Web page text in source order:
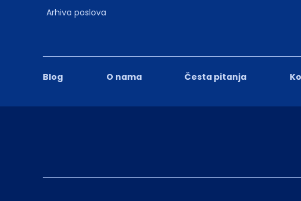
Blog O nama Česta pitanja
Arhiva poslova